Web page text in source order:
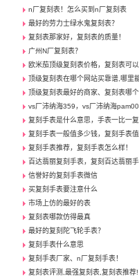
n厂复刻表！怎么买到n厂复刻表
最好的劳力士绿水鬼复刻表？
复刻表那家好，复刻表的质量！
广州N厂复刻表？
欧米茄顶级复刻表价格，复刻表可以
顶级复刻表在哪个网站买靠谱,哪里
顶级复刻表最好的商家、复刻表哪个
vs厂沛纳海359，vs厂沛纳海
复刻手表是什么意思，手表一比一复
复刻手表一般值多少钱，复刻手表值
复刻手表推荐，复刻手表怎么样！
百达翡丽复刻手表，复刻百达翡丽
信誉好的复刻手表微信
买复刻手表要注意什么
市场上仿的最好的表
复刻表哪款仿得最真
最好的复刻陀飞轮手表？
复刻手表什么意思
复刻手表厂家、n厂复刻手表！
复刻表评测,最强复刻表,复刻表推荐!